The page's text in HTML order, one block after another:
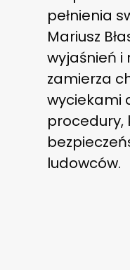
pełnienia
Mariusz
wyjaśnień i
zamierza
wyciekami
procedury,
ludowców.